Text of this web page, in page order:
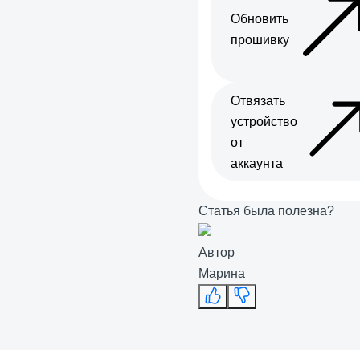
Обновить
прошивку
Отвязать
устройство
от
аккаунта
Статья была полезна?
Автор
Марина